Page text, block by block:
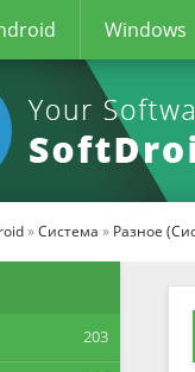
Windows
»Система » Разное
203